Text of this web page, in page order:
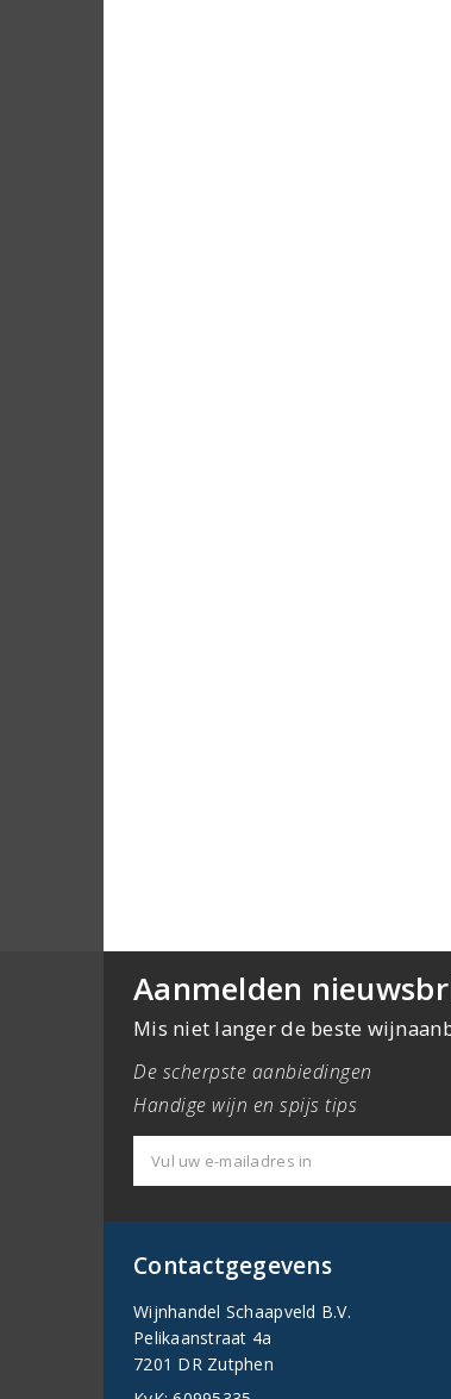
Aanmelden
Mis niet langer de beste
De scherpste aanbiedingen
Handige wijn en spijs tips
Contactgegevens
Wijnhandel Schaapveld B.V.
Pelikaanstraat 4a
7201 DR Zutphen